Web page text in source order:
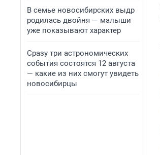
В семье новосибирских выдр
родилась двойня — малыши
уже показывают характер
Сразу три астрономических
события состоятся 12 августа
— какие из них смогут увидеть
новосибирцы